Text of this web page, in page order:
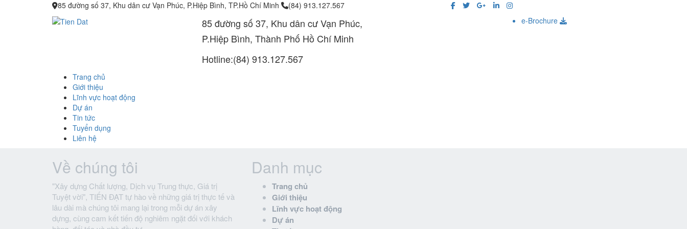
85 đường số 37, Khu dân cư Vạn Phúc, P.Hiệp Bình, TP.Hồ Chí Minh (84) 913.127.567
85 đường số 37, Khu dân cư Vạn Phúc,
P.Hiệp Bình, Thành Phố Hồ Chí Minh
Hotline:(84) 913.127.567
e-Brochure
Trang chủ
Giới thiệu
Lĩnh vực hoạt động
Dự án
Tin tức
Tuyển dụng
Liên hệ
Về chúng tôi
"Xây dựng Chất lượng, Dịch vụ Trung thực, Giá trị
Tuyệt vời", TIẾN ĐẠT tự hào về những giá trị thực tế và
lâu dài mà chúng tôi mang lại trong mỗi dự án xây
dựng, cùng cam kết tiến độ nghiêm ngặt đối với khách
Danh mục
Trang chủ
Giới thiệu
Lĩnh vực hoạt động
Dự án